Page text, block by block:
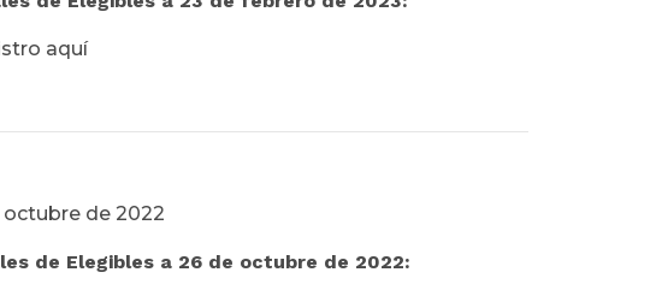
aquí
octubre de 2022
de Elegibles a 26 de octubre de 2022: